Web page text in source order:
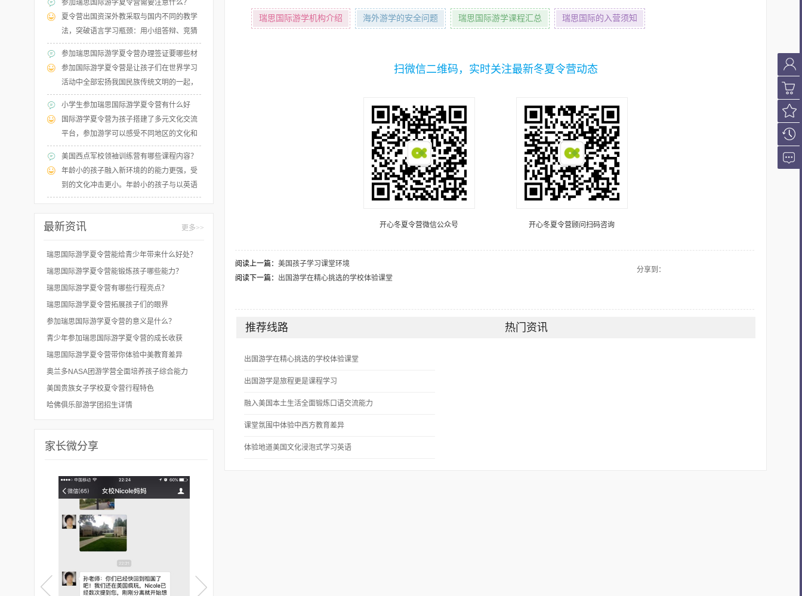
参加瑞思国际游学夏令营需要注意什么？
夏令营出国资深外教采取与国内不同的教学
法，突破语言学习瓶颈：用小组答辩、竞猜
谜题、手工制作、角色扮演等不同课堂形
参加瑞思国际游学夏令营办理签证要哪些材
料？
参加国际游学夏令营是让孩子们在世界学习
活动中全部宏扬我国民族传统文明的一起，
添加学生对世界文明的了解，强化英语的运
小学生参加瑞思国际游学夏令营有什么好
处？
国际游学夏令营为孩子搭建了多元文化交流
平台，参加游学可以感受不同地区的文化和
风俗，结交来自不同地区的朋友，一起上
美国西点军校领袖训练营有哪些课程内容？
年龄小的孩子融入新环境的的能力更强，受
到的文化冲击更小。年龄小的孩子与以英语
为母语的同龄人交流简单，更容易交朋友。
最新资讯 更多>>
瑞思国际游学夏令营能给青少年带来什么好处？
瑞思国际游学夏令营能锻炼孩子哪些能力？
瑞思国际游学夏令营有哪些行程亮点？
瑞思国际游学夏令营拓展孩子们的眼界
参加瑞思国际游学夏令营的意义是什么？
青少年参加瑞思国际游学夏令营的成长收获
瑞思国际游学夏令营带你体验中美教育差异
奥兰多NASA团游学营全面培养孩子综合能力
美国贵族女子学校夏令营行程特色
哈佛俱乐部游学团招生详情
家长微分享
瑞思国际游学机构介绍 海外游学的安全问题 瑞思国际游学课程汇总 瑞思国际的入营须知
扫微信二维码，实时关注最新冬夏令营动态
开心冬夏令营微信公众号 开心冬夏令营顾问扫码咨询
阅读上一篇： 美国孩子学习课堂环境
阅读下一篇： 出国游学在精心挑选的学校体验课堂
分享到：
推荐线路 热门资讯
出国游学在精心挑选的学校体验课堂
出国游学是旅程更是课程学习
融入美国本土生活全面锻炼口语交流能力
课堂氛围中体验中西方教育差异
体验地道美国文化浸泡式学习英语
会员登
录
购课车
我的收
藏
浏览历